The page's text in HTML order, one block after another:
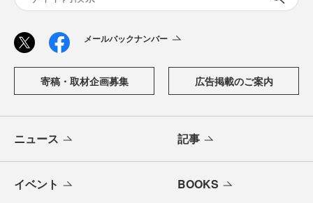
メールバックナンバー
寄稿・取材企画募集 広告掲載のご案内
ニュース 記事
イベント BOOKS